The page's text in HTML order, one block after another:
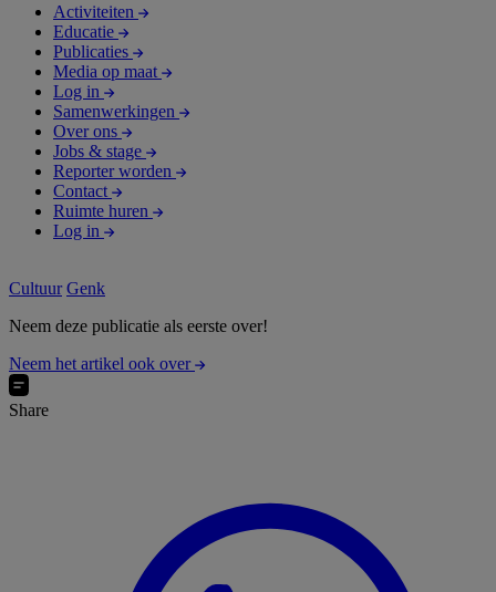
Activiteiten
Educatie
Publicaties
Media op maat
Log in
Samenwerkingen
Over ons
Jobs & stage
Reporter worden
Contact
Ruimte huren
Log in
Cultuur Genk
Neem deze publicatie als eerste over!
Neem het artikel ook over
Share